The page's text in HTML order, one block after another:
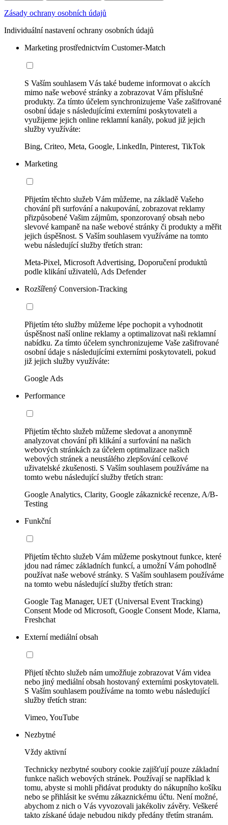
Zásady ochrany osobních údajů
Individuální nastavení ochrany osobních údajů
Marketing prostřednictvím Customer-Match
S Vaším souhlasem Vás také budeme informovat o akcích
mimo naše webové stránky a zobrazovat Vám příslušné
produkty. Za tímto účelem synchronizujeme Vaše zašifrované
osobní údaje s následujícími externími poskytovateli a
využijeme jejich online reklamní kanály, pokud již jejich
služby využíváte:
Bing, Criteo, Meta, Google, LinkedIn, Pinterest, TikTok
Marketing
Přijetím těchto služeb Vám můžeme, na základě Vašeho
chování při surfování a nakupování, zobrazovat reklamy
přizpůsobené Vašim zájmům, sponzorovaný obsah nebo
slevové kampaně na naše webové stránky či produkty a měřit
jejich úspěšnost. S Vaším souhlasem využíváme na tomto
webu následující služby třetích stran:
Meta-Pixel, Microsoft Advertising, Doporučení produktů
podle klikání uživatelů, Ads Defender
Rozšířený Conversion-Tracking
Přijetím této služby můžeme lépe pochopit a vyhodnotit
úspěšnost naší online reklamy a optimalizovat naši reklamní
nabídku. Za tímto účelem synchronizujeme Vaše zašifrované
osobní údaje s následujícími externími poskytovateli, pokud
již jejich služby využíváte:
Google Ads
Performance
Přijetím těchto služeb můžeme sledovat a anonymně
analyzovat chování při klikání a surfování na našich
webových stránkách za účelem optimalizace našich
webových stránek a neustálého zlepšování celkové
uživatelské zkušenosti. S Vaším souhlasem používáme na
tomto webu následující služby třetích stran:
Google Analytics, Clarity, Google zákaznické recenze, A/B-
Testing
Funkční
Přijetím těchto služeb Vám můžeme poskytnout funkce, které
jdou nad rámec základních funkcí, a umožní Vám pohodlně
používat naše webové stránky. S Vaším souhlasem používáme
na tomto webu následující služby třetích stran:
Google Tag Manager, UET (Universal Event Tracking)
Consent Mode od Microsoft, Google Consent Mode, Klarna,
Freshchat
Externí mediální obsah
Přijetí těchto služeb nám umožňuje zobrazovat Vám videa
nebo jiný mediální obsah hostovaný externími poskytovateli.
S Vaším souhlasem používáme na tomto webu následující
služby třetích stran:
Vimeo, YouTube
Nezbytné
Vždy aktivní
Technicky nezbytné soubory cookie zajišťují pouze základní
funkce našich webových stránek. Používají se například k
tomu, abyste si mohli přidávat produkty do nákupního košíku
nebo se přihlásit ke svému zákaznickému účtu. Není možné,
abychom z nich o Vás vyvozovali jakékoliv závěry. Veškeré
takto získané údaje nebudou nikdy předány třetím stranám.